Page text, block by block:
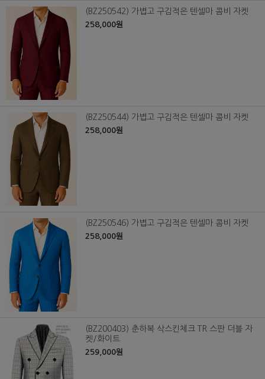
(BZ250542) 가볍고 구김적은 텐셀마 콤비 자켓
258,000원
(BZ250544) 가볍고 구김적은 텐셀마 콤비 자켓
258,000원
(BZ250546) 가볍고 구김적은 텐셀마 콤비 자켓
258,000원
(BZ200403) 춘하복 삭스킨체크 TR 스판 더블 자
켓/화이트
259,000원